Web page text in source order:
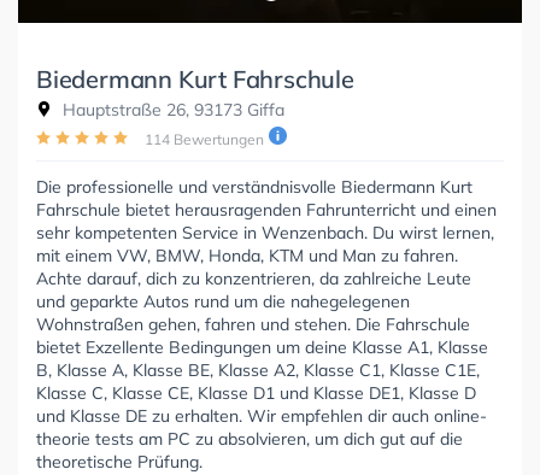
Biedermann Kurt Fahrschule
Hauptstraße 26, 93173 Giffa
114 Bewertungen
Die professionelle und verständnisvolle Biedermann Kurt
Fahrschule bietet herausragenden Fahrunterricht und einen
sehr kompetenten Service in Wenzenbach. Du wirst lernen,
mit einem VW, BMW, Honda, KTM und Man zu fahren.
Achte darauf, dich zu konzentrieren, da zahlreiche Leute
und geparkte Autos rund um die nahegelegenen
Wohnstraßen gehen, fahren und stehen. Die Fahrschule
bietet Exzellente Bedingungen um deine Klasse A1, Klasse
B, Klasse A, Klasse BE, Klasse A2, Klasse C1, Klasse C1E,
Klasse C, Klasse CE, Klasse D1 und Klasse DE1, Klasse D
und Klasse DE zu erhalten. Wir empfehlen dir auch online-
theorie tests am PC zu absolvieren, um dich gut auf die
theoretische Prüfung.